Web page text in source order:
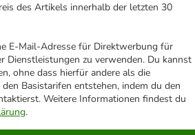
des Artikels innerhalb der letzten 30
E-Mail-Adresse für Direktwerbung für
Dienstleistungen zu verwenden. Du kannst
ohne dass hierfür andere als die
Basistarifen entstehen, indem du den
Weitere Informationen findest du
.